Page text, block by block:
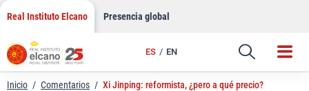
Saltar
contenido
Real Instituto Elcano Presencia global
ES EN
Enlace
Inicio / Comentarios / Xi Jinping: reformista, ¿pero a qué precio?